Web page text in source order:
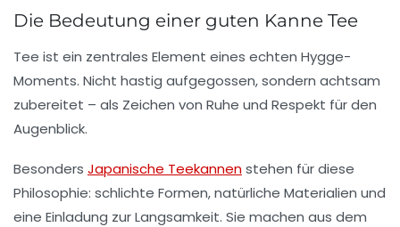
Die Bedeutung einer guten Kanne Tee
Tee ist ein zentrales Element eines echten Hygge-
Moments. Nicht hastig aufgegossen, sondern achtsam
zubereitet – als Zeichen von Ruhe und Respekt für den
Augenblick.
Besonders Japanische Teekannenstehen für diese
Philosophie: schlichte Formen, natürliche Materialien und
eine Einladung zur Langsamkeit. Sie machen aus dem